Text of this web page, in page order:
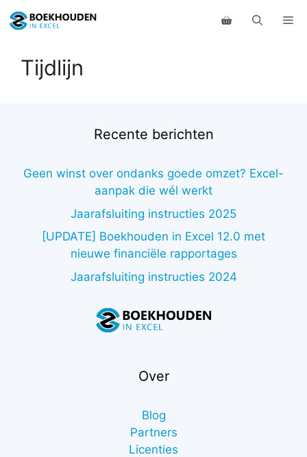
naar
inhoudTijdlijn
Recente berichten
Geen winst over ondanks goede omzet? Excel-
aanpak die wél werkt
Jaarafsluiting instructies 2025
[UPDATE] Boekhouden in Excel 12.0 met
nieuwe financiële rapportages
Jaarafsluiting instructies 2024
Over
Blog
Partners
Licenties